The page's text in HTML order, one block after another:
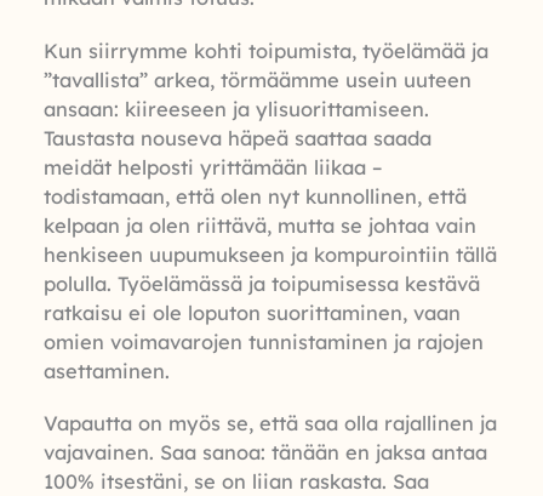
Kun siirrymme kohti toipumista, työelämää ja
”tavallista” arkea, törmäämme usein uuteen
ansaan: kiireeseen ja ylisuorittamiseen.
Taustasta nouseva häpeä saattaa saada
meidät helposti yrittämään liikaa –
todistamaan, että olen nyt kunnollinen, että
kelpaan ja olen riittävä, mutta se johtaa vain
henkiseen uupumukseen ja kompurointiin tällä
polulla. Työelämässä ja toipumisessa kestävä
ratkaisu ei ole loputon suorittaminen, vaan
omien voimavarojen tunnistaminen ja rajojen
asettaminen.
Vapautta on myös se, että saa olla rajallinen ja
vajavainen. Saa sanoa: tänään en jaksa antaa
100% itsestäni, se on liian raskasta. Saa